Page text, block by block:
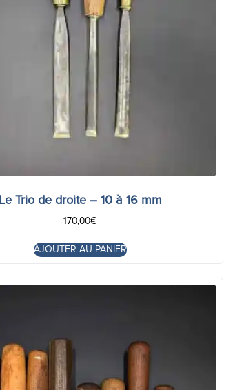
Le Trio de droite – 10 à 16 mm
170,00€
AJOUTER AU PANIER